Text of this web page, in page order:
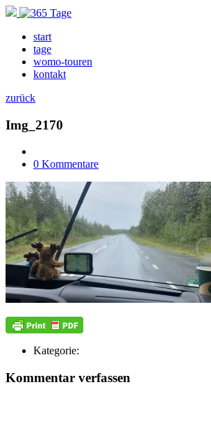
start
tage
womo-touren
kontakt
zurück
Img_2170
0 Kommentare
Kategorie:
Kommentar verfassen